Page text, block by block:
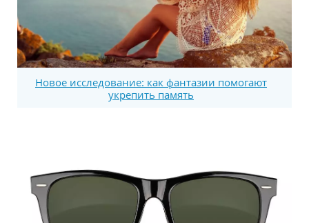
Новое исследование: как фантазии помогают
укрепить память